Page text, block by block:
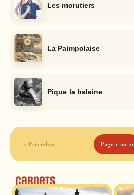
Les morutiers
La Paimpolaise
Pique la baleine
« Précédent Page 1 sur 21
Carnets